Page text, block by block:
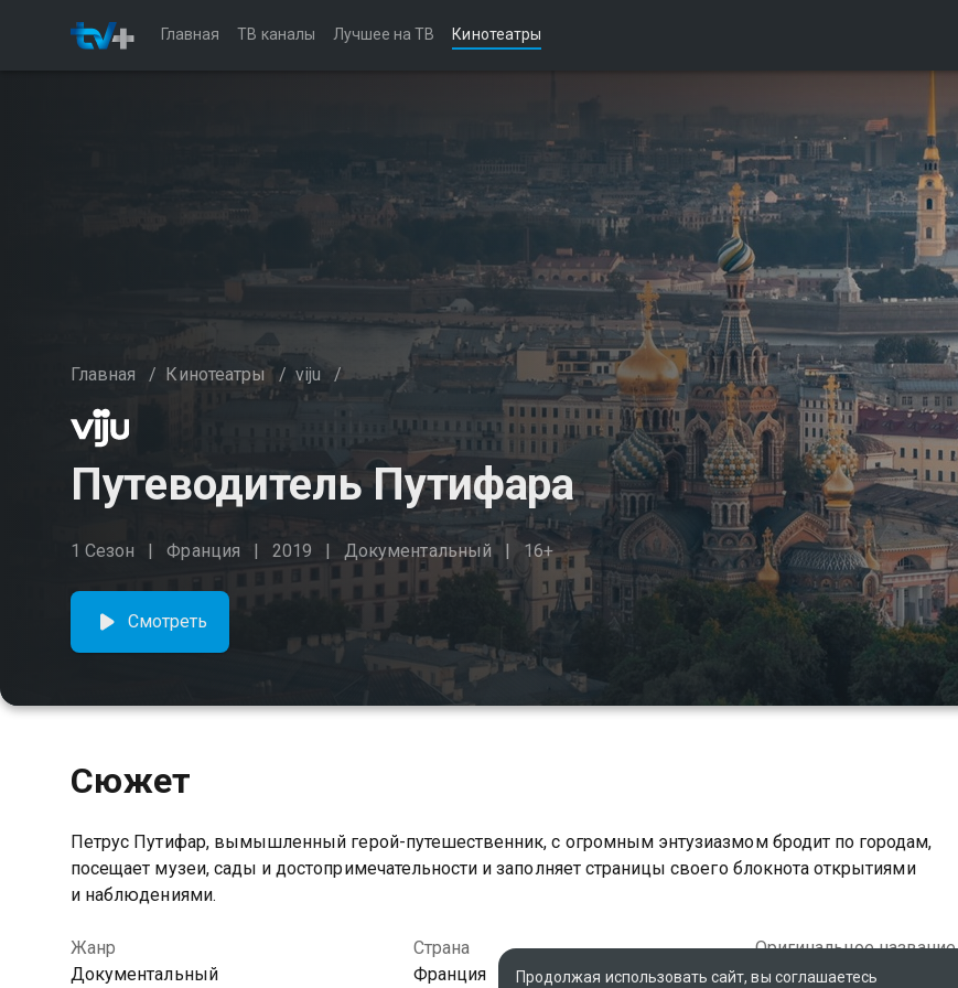
Главная ТВ каналы Лучшее на ТВ Кинотеатры
Главная / Кинотеатры / viju /
Путеводитель Путифара
1 Сезон Франция 2019 Документальный 16+
Смотреть
Сюжет
Петрус Путифар, вымышленный герой-путешественник, с огромным энтузиазмом бродит по городам,
посещает музеи, сады и достопримечательности и заполняет страницы своего блокнота открытиями
и наблюдениями.
Жанр
Документальный
Страна
Франция
Оригинальное название
Putiphar's Travel Guides
Продолжая использовать сайт, вы соглашаетесь